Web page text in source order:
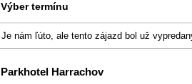
Výber termínu
Je nám ľúto, ale tento zájazd bol už
Parkhotel Harrachov